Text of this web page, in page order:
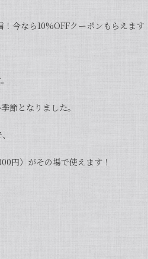
今なら10%OFFクーポンもらえます
節となりました。
円）がその場で使えます！